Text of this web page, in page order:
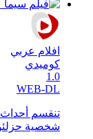
افلام عربي
كوميدي
1.0
WEB-DL
تنقسم أحداث
شخصية